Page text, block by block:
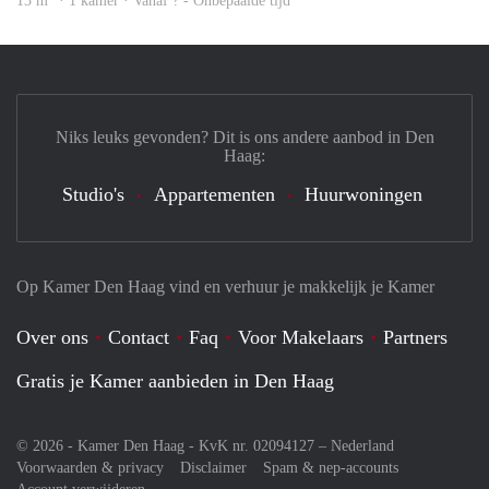
Op Kamer Den Haag vind en verhuur je makkelijk je Kamer
Over ons Contact Faq Voor Makelaars
Partners
Gratis je Kamer aanbieden in Den Haag
© 2026 - Kamer Den Haag - KvK nr. 02094127 – Nederland
Voorwaarden & privacy
Disclaimer
Spam & nep-accounts
Niks leuks gevonden? Dit is ons andere aanbod in Den
Haag:
Studio's Appartementen Huurwoningen